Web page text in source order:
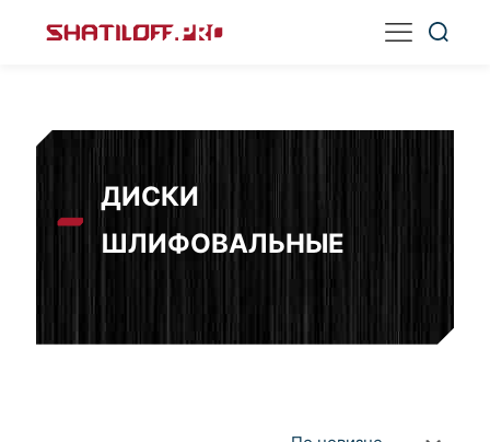
ДИСКИ
ШЛИФОВАЛЬНЫЕ